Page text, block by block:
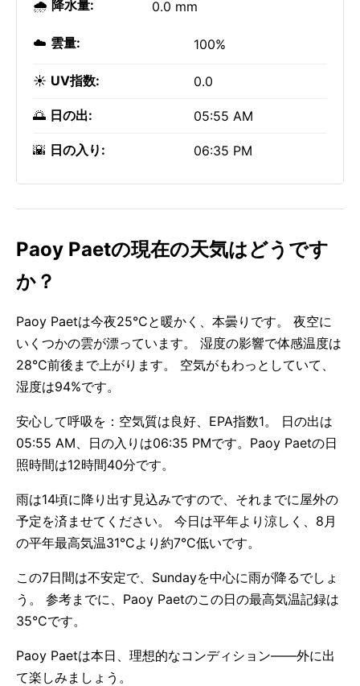
🌧️ 降水量: 0.0 mm
☁️ 雲量: 100%
☀️ UV指数: 0.0
🌅 日の出: 05:55 AM
🌇 日の入り: 06:35 PM
Paoy Paetの現在の天気はどうです
か？
Paoy Paetは今夜25°Cと暖かく、本曇りです。 夜空に
いくつかの雲が漂っています。 湿度の影響で体感温度は
28°C前後まで上がります。 空気がもわっとしていて、
湿度は94%です。
安心して呼吸を：空気質は良好、EPA指数1。 日の出は
05:55 AM、日の入りは06:35 PMです。Paoy Paetの日
照時間は12時間40分です。
雨は14頃に降り出す見込みですので、それまでに屋外の
予定を済ませてください。 今日は平年より涼しく、8月
の平年最高気温31°Cより約7°C低いです。
この7日間は不安定で、Sundayを中心に雨が降るでしょ
う。 参考までに、Paoy Paetのこの日の最高気温記録は
35°Cです。
Paoy Paetは本日、理想的なコンディション——外に出
て楽しみましょう。